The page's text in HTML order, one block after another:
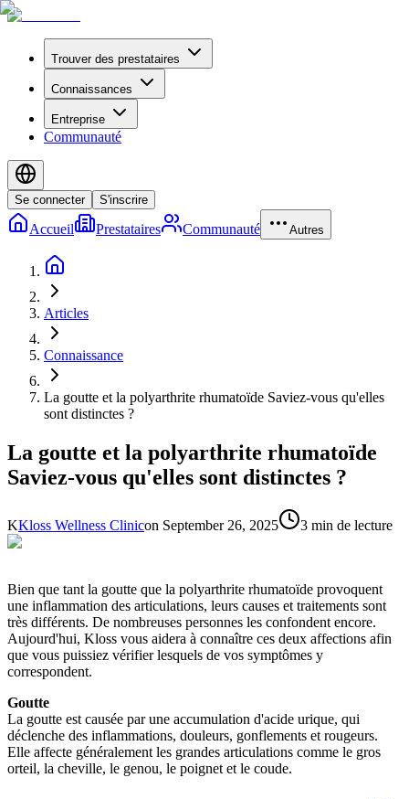
Trouver des prestataires
Connaissances
Entreprise
Communauté
Se connecter S'inscrire
Accueil Prestataires Communauté Autres
Articles
Connaissance
La goutte et la polyarthrite rhumatoïde Saviez-vous qu'elles
sont distinctes ?
La goutte et la polyarthrite rhumatoïde
Saviez-vous qu'elles sont distinctes ?
KKloss Wellness Clinicon September 26, 2025 3 min de lecture
Bien que tant la goutte que la polyarthrite rhumatoïde provoquent
une inflammation des articulations, leurs causes et traitements sont
très différents. De nombreuses personnes les confondent encore.
Aujourd'hui, Kloss vous aidera à connaître ces deux affections afin
que vous puissiez vérifier lesquels de vos symptômes y
correspondent.
Goutte
La goutte est causée par une accumulation d'acide urique, qui
déclenche des inflammations, douleurs, gonflements et rougeurs.
Elle affecte généralement les grandes articulations comme le gros
orteil, la cheville, le genou, le poignet et le coude.